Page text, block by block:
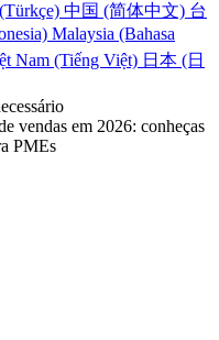
中国 (简体中文) 台
Malaysia (Bahasa
Nam (Tiếng Việt) 日本 (日
vendas em 2026: conheças
PMEs